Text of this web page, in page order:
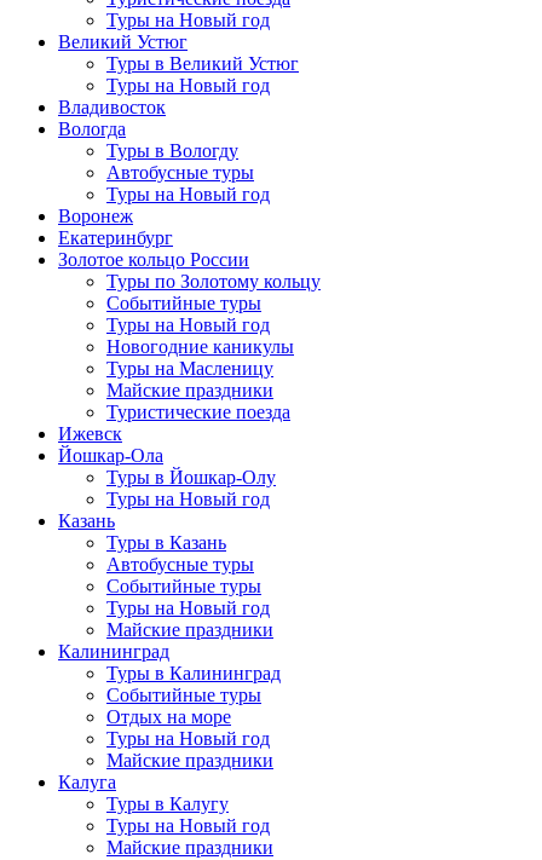
Туры на Новый год
Великий Устюг
Туры в Великий Устюг
Туры на Новый год
Владивосток
Вологда
Туры в Вологду
Автобусные туры
Туры на Новый год
Воронеж
Екатеринбург
Золотое кольцо России
Туры по Золотому кольцу
Событийные туры
Туры на Новый год
Новогодние каникулы
Туры на Масленицу
Майские праздники
Туристические поезда
Ижевск
Йошкар-Ола
Туры в Йошкар-Олу
Туры на Новый год
Казань
Туры в Казань
Автобусные туры
Событийные туры
Туры на Новый год
Майские праздники
Калининград
Туры в Калининград
Событийные туры
Отдых на море
Туры на Новый год
Майские праздники
Калуга
Туры в Калугу
Туры на Новый год
Майские праздники